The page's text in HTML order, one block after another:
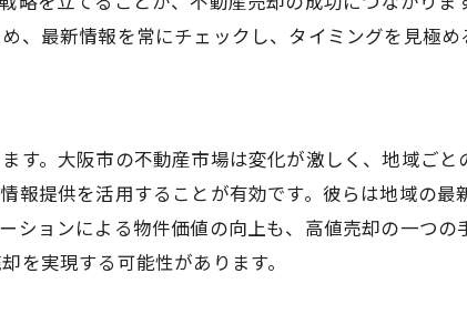
ニーズに合ったプロモーション
時の準備を怠らない
却を大阪市で効率的に進める
的な売却のための必要準備
却を加速する価格設定の妙
最新情報を常にチェックし、タイミングを見極め
す。大阪市の不動産市場は変化が激しく、地域ご
報提供を活用することが有効です。彼らは地域の
ションによる物件価値の向上も、高値売却の一つの
を実現する可能性があります。